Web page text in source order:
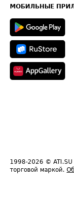
Техническая
МОБИЛЬНЫЕ
1998-2026 ©
торговой маркой.